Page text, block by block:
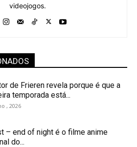
videojogos.
de Frieren revela porque é que a
temporada está...
, 2026
– end of night é o filme anime
do...